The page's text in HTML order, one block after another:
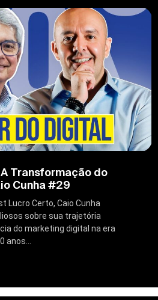
Transformação do
Cunha #29
Lucro Certo, Caio Cunha
sobre sua trajetória
do marketing digital na era
anos...